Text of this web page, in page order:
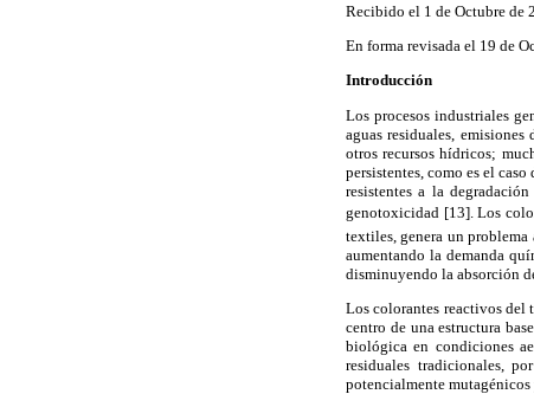
Recibido el 1 de Octubre de
En forma revisada el 19 de
Introducción
Los procesos industriales
aguas residuales,
otros recursos hídricos;
persistentes, como es el
resistentes a la
genotoxicidad [13]. Los
textiles, genera un problema
aumentando la demanda
disminuyendo la absorción
Los colorantes reactivos del
centro de una estructura
biológica en condiciones
residuales tradicionales,
potencialmente mutagénicos